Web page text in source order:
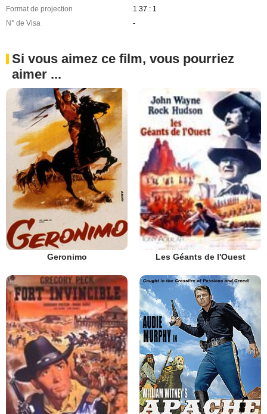
Format de projection
1.37 : 1
N° de Visa
-
Si vous aimez ce film, vous pourriez
aimer ...
Geronimo Les Géants de l'Ouest